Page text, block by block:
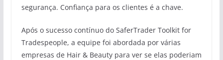
segurança. Confiança para os clientes é a chave.
Após o sucesso contínuo do SaferTrader Toolkit for
Tradespeople, a equipe foi abordada por várias
empresas de Hair & Beauty para ver se elas poderiam